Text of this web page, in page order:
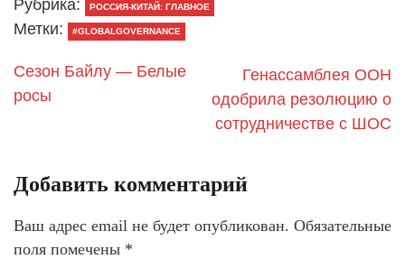
Рубрика: РОССИЯ-КИТАЙ: ГЛАВНОЕ
Метки: #GLOBALGOVERNANCE
Сезон Байлу — Белые
росы
Генассамблея ООН
одобрила резолюцию о
сотрудничестве с ШОС
Добавить комментарий
Ваш адрес email не будет опубликован. Обязательные
поля помечены *